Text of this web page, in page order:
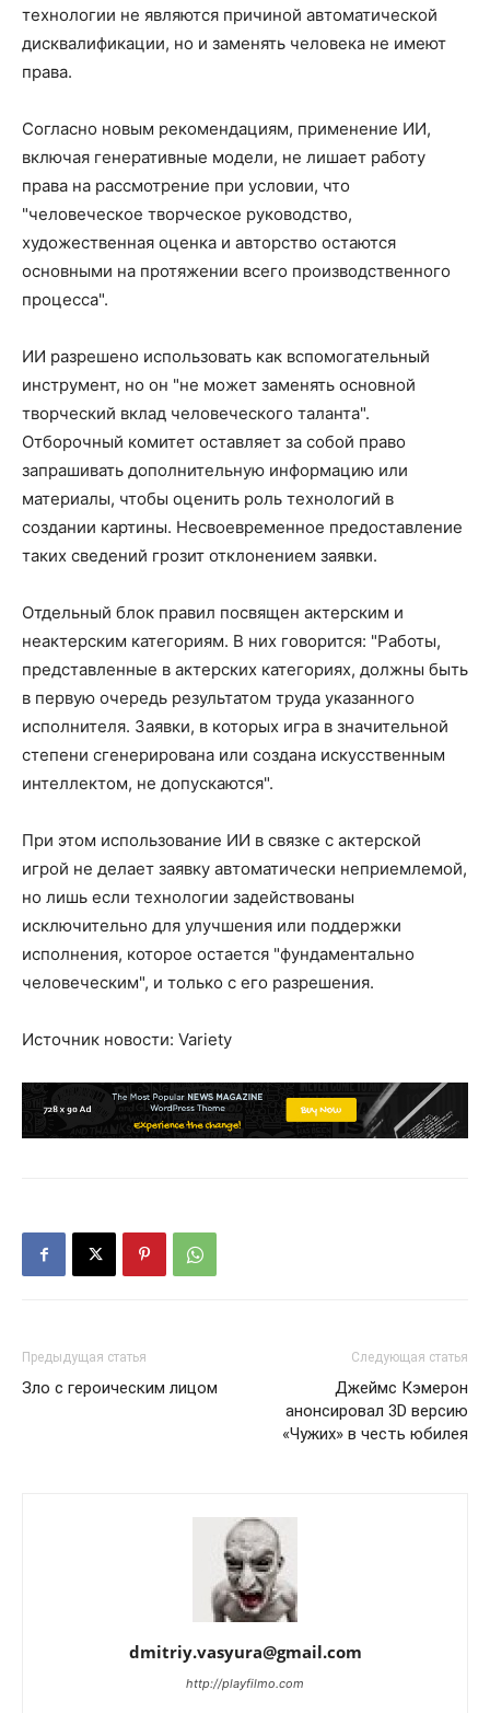
технологии не являются причиной автоматической
дисквалификации, но и заменять человека не имеют
права.
Согласно новым рекомендациям, применение ИИ,
включая генеративные модели, не лишает работу
права на рассмотрение при условии, что
"человеческое творческое руководство,
художественная оценка и авторство остаются
основными на протяжении всего производственного
процесса".
ИИ разрешено использовать как вспомогательный
инструмент, но он "не может заменять основной
творческий вклад человеческого таланта".
Отборочный комитет оставляет за собой право
запрашивать дополнительную информацию или
материалы, чтобы оценить роль технологий в
создании картины. Несвоевременное предоставление
таких сведений грозит отклонением заявки.
Отдельный блок правил посвящен актерским и
неактерским категориям. В них говорится: "Работы,
представленные в актерских категориях, должны быть
в первую очередь результатом труда указанного
исполнителя. Заявки, в которых игра в значительной
степени сгенерирована или создана искусственным
интеллектом, не допускаются".
При этом использование ИИ в связке с актерской
игрой не делает заявку автоматически неприемлемой,
но лишь если технологии задействованы
исключительно для улучшения или поддержки
исполнения, которое остается "фундаментально
человеческим", и только с его разрешения.
Источник новости: Variety
Предыдущая статья
Зло с героическим лицом
Следующая статья
Джеймс Кэмерон
анонсировал 3D версию
«Чужих» в честь юбилея
dmitriy.vasyura@gmail.com
http://playfilmo.com